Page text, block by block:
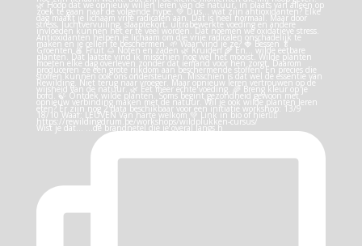
Wist je dat… …de brandnetel die je overal langs h